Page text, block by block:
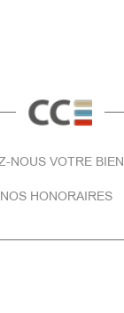
NOUS VOTRE BIEN
NOS HONORAIRES